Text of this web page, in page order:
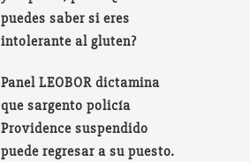
puedes saber si eres
intolerante al gluten?
Panel LEOBOR dictamina
que sargento policía
Providence suspendido
puede regresar a su puesto.